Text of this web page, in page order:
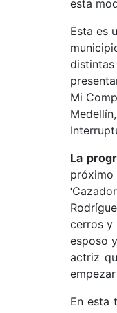
esta
Esta es
distintas
Mi
La
próximo
cerros y
esposo
actriz
En esta